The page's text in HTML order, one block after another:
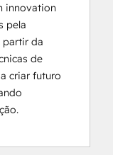
innovation
pela
partir da
de
criar futuro